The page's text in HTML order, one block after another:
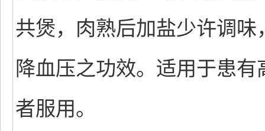
共煲，肉熟后加盐少许调
降血压之功效。适用于患
者服用。